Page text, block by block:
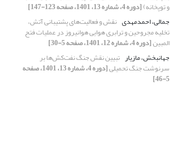
و توپخانه)[دوره 4، شماره 13، 1401، صفحه 123-147]
جمالی، احمدمهدی نقش و فعالیت‌های پشتیبانی آتش،
تخلیه مجروحین و ترابری هوایی هوانیروز در عملیات فتح
المبین[دوره 4، شماره 12، 1401، صفحه 5-30]
جهانبخش، مازیار تبیین نقش جنگ نفت‌کش‌ها بر
سرنوشت جنگ تحمیلی [دوره 4، شماره 13، 1401، صفحه
5-46]